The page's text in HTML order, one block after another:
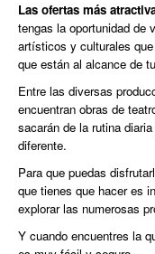
Las ofertas más
tengas la oportunidad de
artísticos y culturales
que están al alcance de
Entre las diversas
encuentran obras de
sacarán de la rutina
diferente.
Para que puedas
que tienes que hacer es
explorar las numerosas
Y cuando encuentres la